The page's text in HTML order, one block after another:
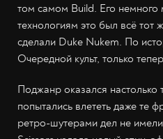
том самом Build. Его
технологиям это был всё тот
сделали Duke Nukem. По
Очередной культ, только
Поджанр оказался настолько
попытались влететь даже те
ретро-шутерами дел не